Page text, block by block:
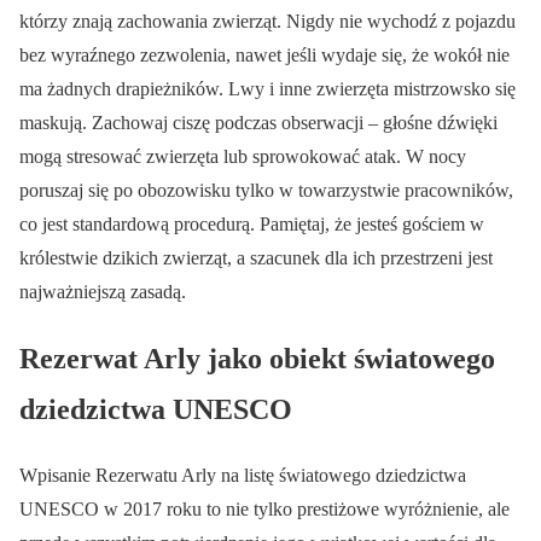
którzy znają zachowania zwierząt. Nigdy nie wychodź z pojazdu
bez wyraźnego zezwolenia, nawet jeśli wydaje się, że wokół nie
ma żadnych drapieżników. Lwy i inne zwierzęta mistrzowsko się
maskują. Zachowaj ciszę podczas obserwacji – głośne dźwięki
mogą stresować zwierzęta lub sprowokować atak. W nocy
poruszaj się po obozowisku tylko w towarzystwie pracowników,
co jest standardową procedurą. Pamiętaj, że jesteś gościem w
królestwie dzikich zwierząt, a szacunek dla ich przestrzeni jest
najważniejszą zasadą.
Rezerwat Arly jako obiekt światowego
dziedzictwa UNESCO
Wpisanie Rezerwatu Arly na listę światowego dziedzictwa
UNESCO w 2017 roku to nie tylko prestiżowe wyróżnienie, ale